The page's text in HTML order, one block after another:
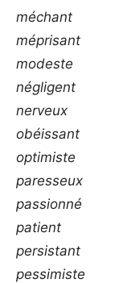
méchant
méprisant
modeste
négligent
nerveux
obéissant
optimiste
paresseux
passionné
patient
persistant
pessimiste